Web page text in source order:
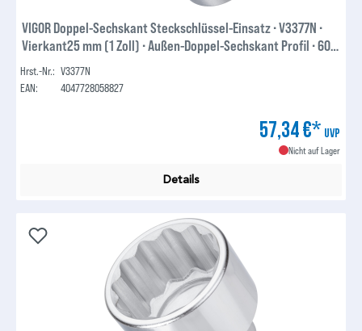
VIGOR Doppel-Sechskant Steckschlüssel-Einsatz ∙ V3377N ∙
Vierkant25 mm (1 Zoll) ∙ Außen-Doppel-Sechskant Profil ∙ 60
mm
Hrst.-Nr.: V3377N
EAN:
4047728058827
57,34 €* UVP
Nicht auf Lager
Details